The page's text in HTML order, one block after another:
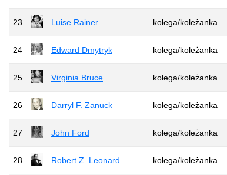
23 Luise Rainer kolega/koleżanka
24 Edward Dmytryk kolega/koleżanka
25 Virginia Bruce kolega/koleżanka
26 Darryl F. Zanuck kolega/koleżanka
27 John Ford kolega/koleżanka
28 Robert Z. Leonard kolega/koleżanka